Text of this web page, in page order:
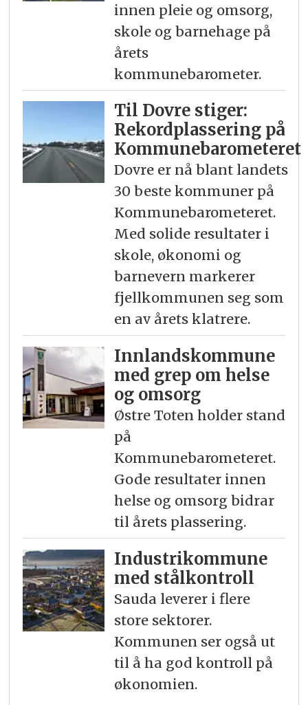
innen pleie og omsorg,
skole og barnehage på
årets
kommunebarometer.
Til Dovre stiger:
Rekord­plassering på
Kommunebarometeret
Dovre er nå blant landets
30 beste kommuner på
Kommunebarometeret.
Med solide resultater i
skole, økonomi og
barnevern markerer
fjellkommunen seg som
en av årets klatrere.
Innlandskommune
med grep om helse
og omsorg
Østre Toten holder stand
på
Kommunebarometeret.
Gode resultater innen
helse og omsorg bidrar
til årets plassering.
Industrikommune
med stålkontroll
Sauda leverer i flere
store sektorer.
Kommunen ser også ut
til å ha god kontroll på
økonomien.